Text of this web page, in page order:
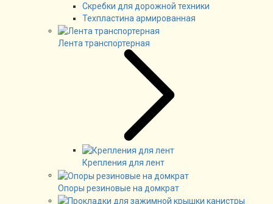
Скребки для дорожной техники
Техпластина армированная
Лента транспортерная
Крепления для лент
Опоры резиновые на домкрат